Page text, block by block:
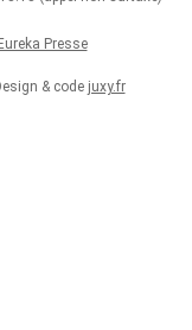
Presse
& code juxy.fr